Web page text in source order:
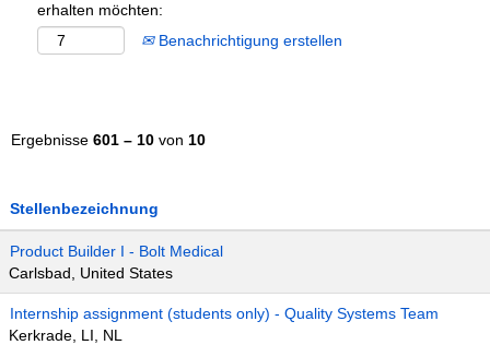
erhalten möchten:
Benachrichtigung erstellen
Ergebnisse 601 – 10 von 10
Stellenbezeichnung
Product Builder I - Bolt Medical
Carlsbad, United States
Internship assignment (students only) - Quality Systems Team
Kerkrade, LI, NL